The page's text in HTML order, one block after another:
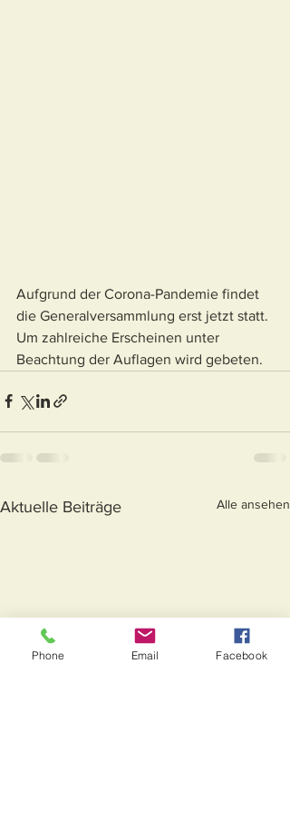
Aufgrund der Corona-Pandemie findet
die Generalversammlung erst jetzt statt.
Um zahlreiche Erscheinen unter
Beachtung der Auflagen wird gebeten.
Aktuelle Beiträge Alle ansehen
Phone Email Facebook